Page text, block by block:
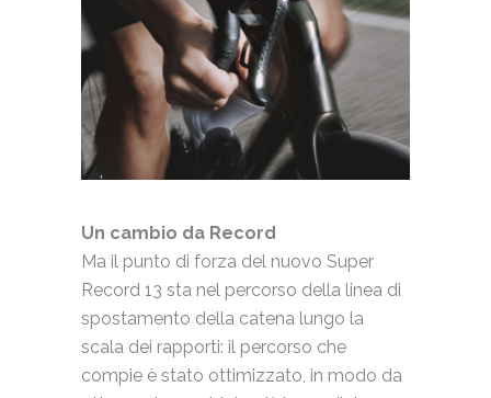
Un cambio da Record
Ma il punto di forza del nuovo Super
Record 13 sta nel percorso della linea di
spostamento della catena lungo la
scala dei rapporti: il percorso che
compie è stato ottimizzato, in modo da